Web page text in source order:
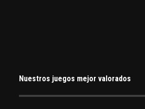
Nuestros juegos mejor valorados